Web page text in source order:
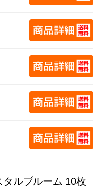
タルブルーム 10枚